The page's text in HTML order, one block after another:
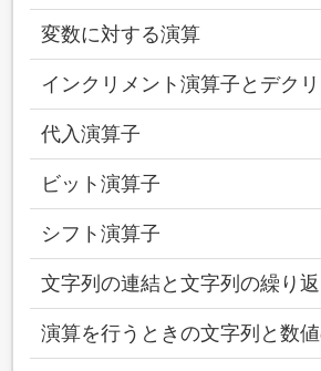
変数に対する演算
インクリメント演算子とデク
代入演算子
ビット演算子
シフト演算子
文字列の連結と文字列の繰り返
演算を行うときの文字列と数